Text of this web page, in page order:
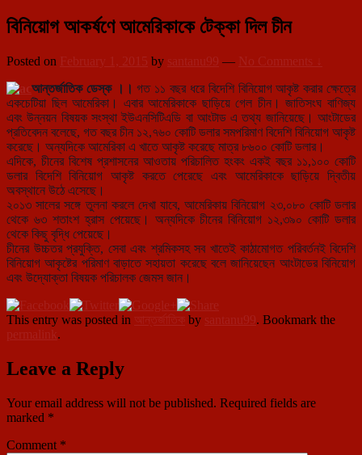
বিনিয়োগ আকর্ষণে আমেরিকাকে টেক্কা দিল চীন
Posted on February 1, 2015 by santanu99 — No Comments ↓
আন্তর্জাতিক ডেস্ক ।। গত ১১ বছর ধরে বিদেশি বিনিয়োগ আকৃষ্ট করার ক্ষেত্রে
একচেটিয়া ছিল আমেরিকা। এবার আমেরিকাকে ছাড়িয়ে গেল চীন। জাতিসংঘ বাণিজ্য
এবং উন্নয়ন বিষয়ক সংস্থা ইউএনসিটিএডি বা আংটাড এ তথ্য জানিয়েছে। আংটাডের
প্রতিবেদন বলেছে, গত বছর চীন ১২,৭৬০ কোটি ডলার সমপরিমাণ বিদেশি বিনিয়োগ আকৃষ্ট
করেছে। অন্যদিকে আমেরিকা এ খাতে আকৃষ্ট করেছে মাত্র ৮৬০০ কোটি ডলার।
এদিকে, চীনের বিশেষ প্রশাসনের আওতায় পরিচালিত হংকং একই বছর ১১,১০০ কোটি
ডলার বিদেশি বিনিয়োগ আকৃষ্ট করতে পেরেছে এবং আমেরিকাকে ছাড়িয়ে দ্বিতীয়
অবস্থানে উঠে এসেছে।
২০১৩ সালের সঙ্গে তুলনা করলে দেখা যাবে, আমেরিকায় বিনিয়োগ ২৩,০৮০ কোটি ডলার
থেকে ৬৩ শতাংশ হ্রাস পেয়েছে। অন্যদিকে চীনের বিনিয়োগ ১২,৩৯০ কোটি ডলার
থেকে কিছু বৃদ্ধি পেয়েছে।
চীনের উচ্চতর প্রযুক্তি, সেবা এবং শ্রমিকসহ সব খাতেই কাঠামোগত পরিবর্তনই বিদেশি
বিনিয়োগ আকৃষ্টের পরিমাণ বাড়াতে সহায়তা করেছে বলে জানিয়েছেন আংটাডের বিনিয়োগ
এবং উদ্যোক্তা বিষয়ক পরিচালক জেমস জান।
This entry was posted in আন্তর্জাতিক by santanu99. Bookmark the
permalink.
Leave a Reply
Your email address will not be published. Required fields are
marked *
Comment *